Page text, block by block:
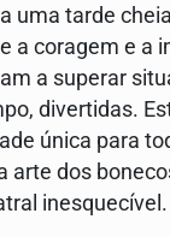
uma tarde
a coragem e a
a superar
divertidas.
única para
arte dos
inesquecível.